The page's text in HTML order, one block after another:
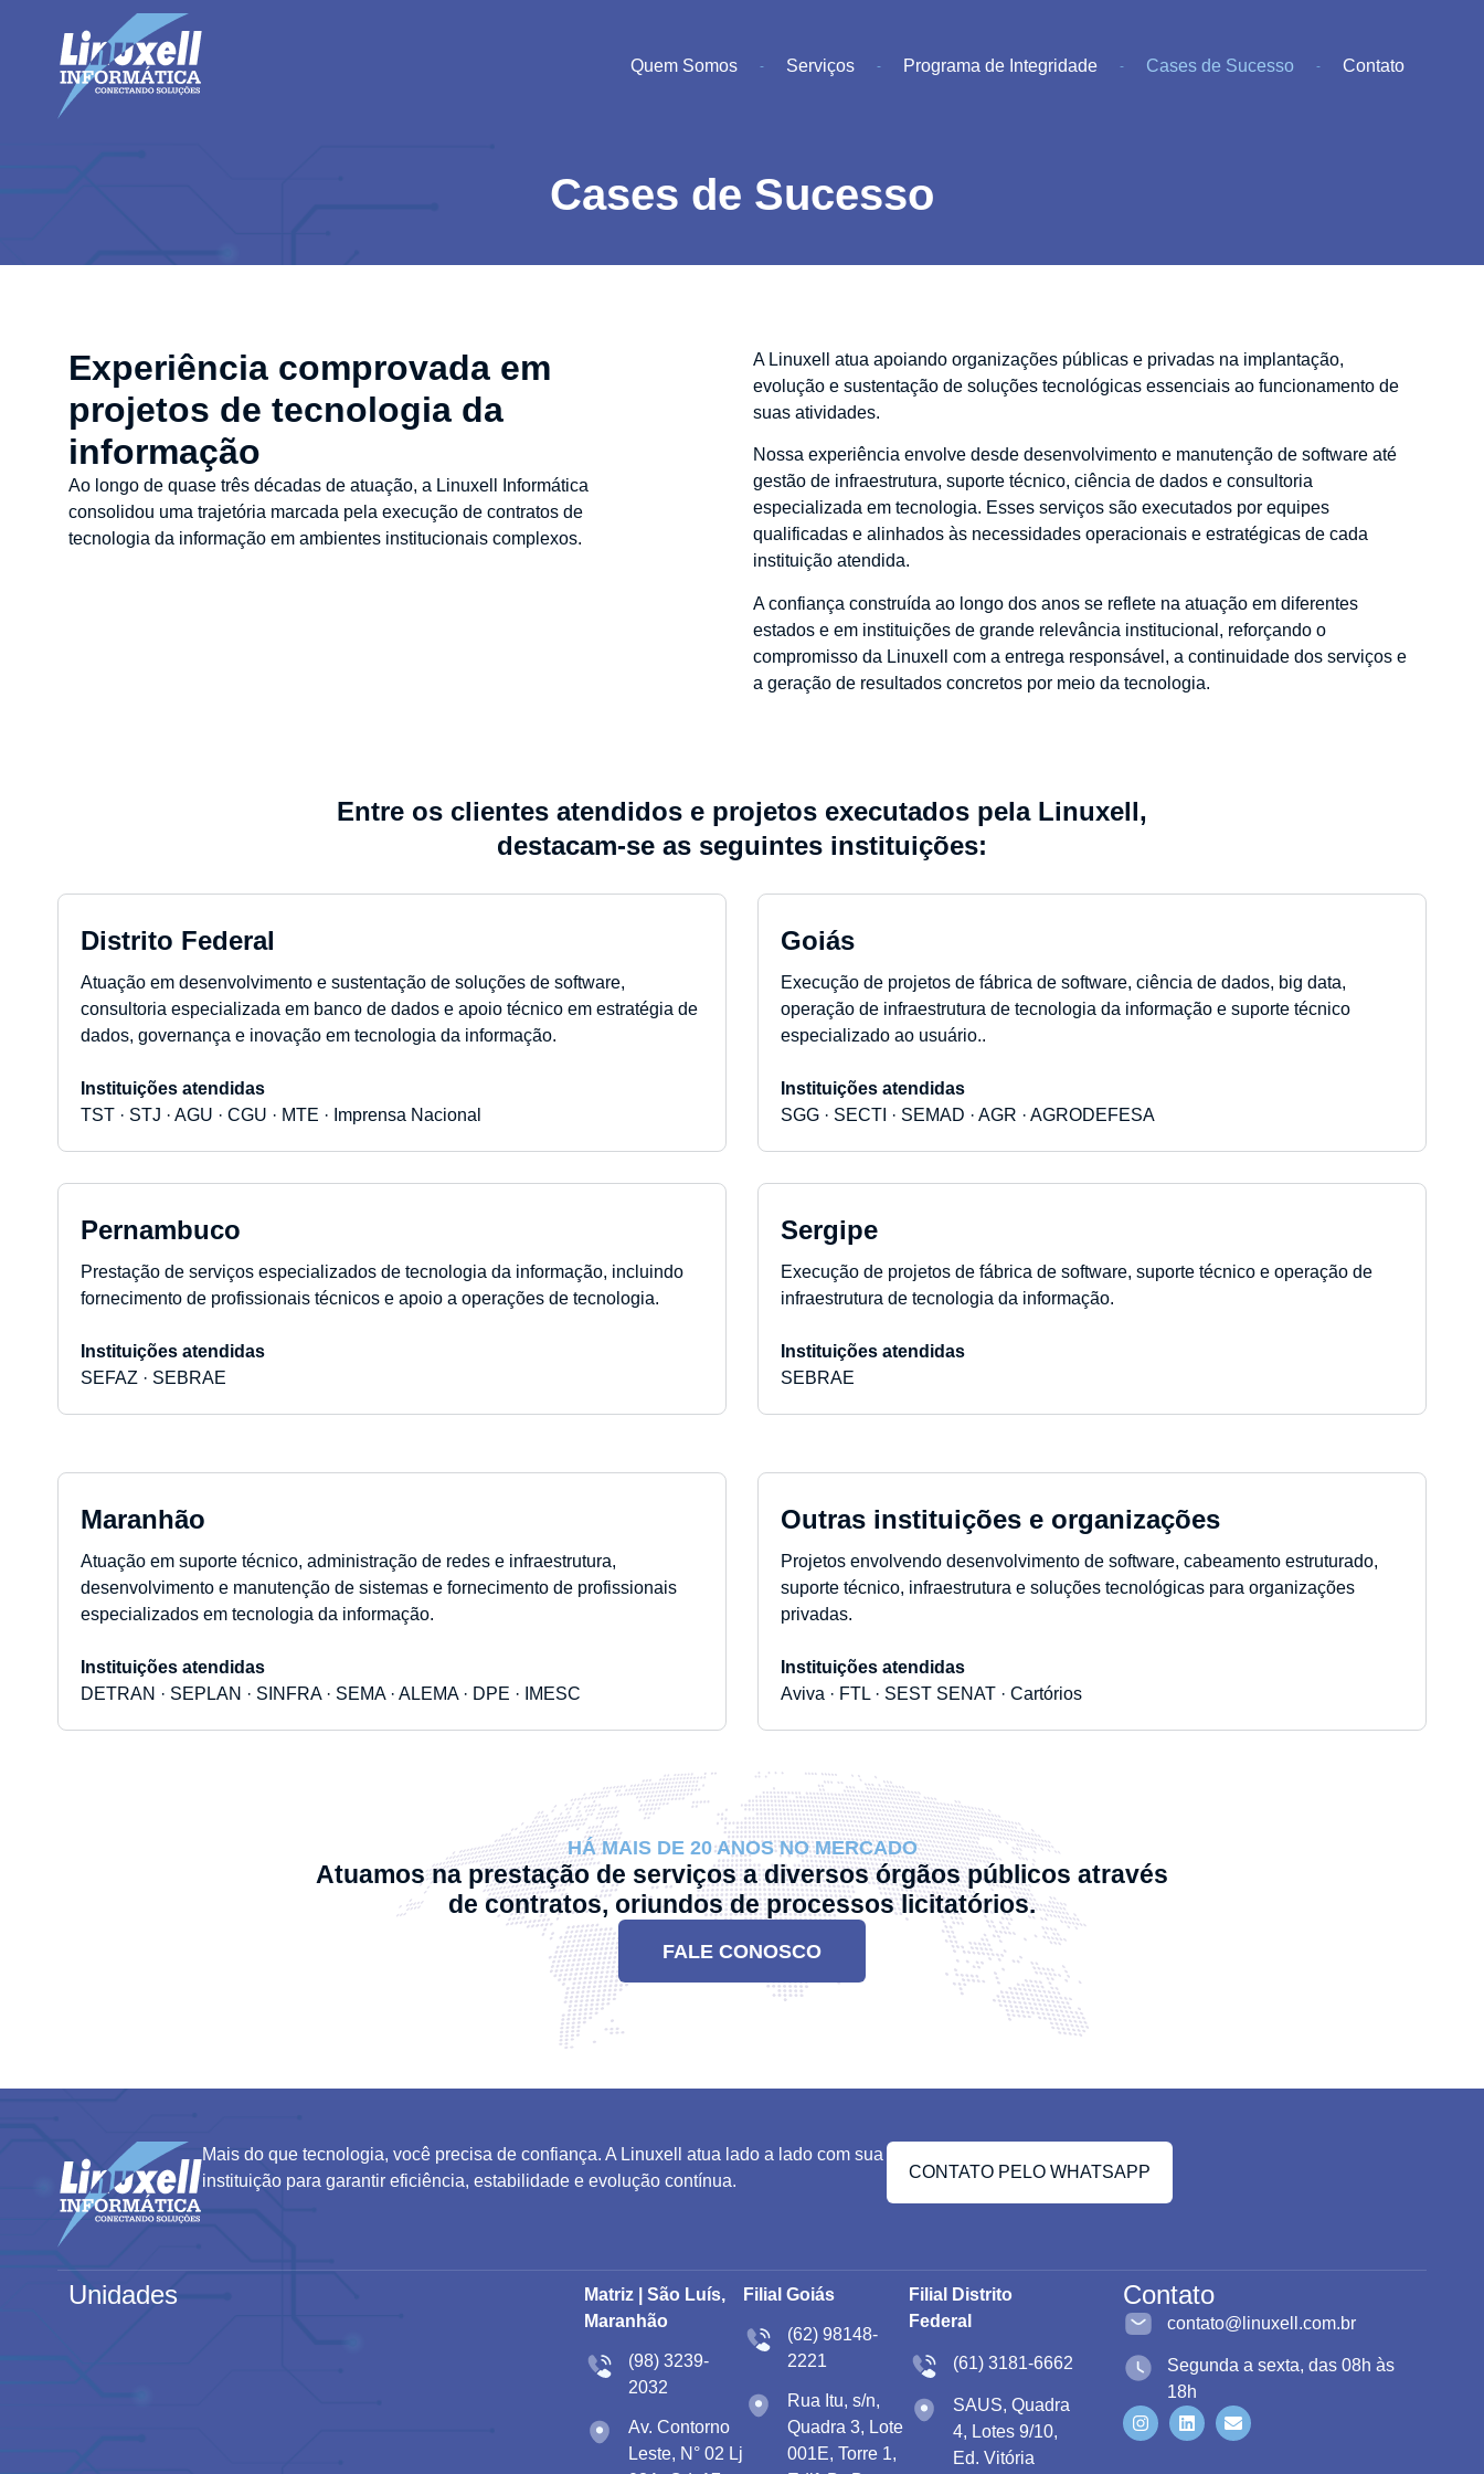
Quem Somos Serviços Programa de Integridade Cases de Sucesso Contato
Cases de Sucesso
Experiência comprovada em
projetos de tecnologia da
informação
Ao longo de quase três décadas de atuação, a Linuxell Informática
consolidou uma trajetória marcada pela execução de contratos de
tecnologia da informação em ambientes institucionais complexos.
A Linuxell atua apoiando organizações públicas e privadas na implantação,
evolução e sustentação de soluções tecnológicas essenciais ao funcionamento de
suas atividades.
Nossa experiência envolve desde desenvolvimento e manutenção de software até
gestão de infraestrutura, suporte técnico, ciência de dados e consultoria
especializada em tecnologia. Esses serviços são executados por equipes
qualificadas e alinhados às necessidades operacionais e estratégicas de cada
instituição atendida.
A confiança construída ao longo dos anos se reflete na atuação em diferentes
estados e em instituições de grande relevância institucional, reforçando o
compromisso da Linuxell com a entrega responsável, a continuidade dos serviços e
a geração de resultados concretos por meio da tecnologia.
Entre os clientes atendidos e projetos executados pela Linuxell,
destacam-se as seguintes instituições:
Distrito Federal
Atuação em desenvolvimento e sustentação de soluções de software,
consultoria especializada em banco de dados e apoio técnico em estratégia de
dados, governança e inovação em tecnologia da informação.
Instituições atendidas
TST · STJ · AGU · CGU · MTE · Imprensa Nacional
Goiás
Execução de projetos de fábrica de software, ciência de dados, big data,
operação de infraestrutura de tecnologia da informação e suporte técnico
especializado ao usuário..
Instituições atendidas
SGG · SECTI · SEMAD · AGR · AGRODEFESA
Pernambuco
Prestação de serviços especializados de tecnologia da informação, incluindo
fornecimento de profissionais técnicos e apoio a operações de tecnologia.
Instituições atendidas
SEFAZ · SEBRAE
Sergipe
Execução de projetos de fábrica de software, suporte técnico e operação de
infraestrutura de tecnologia da informação.
Instituições atendidas
SEBRAE
Maranhão
Atuação em suporte técnico, administração de redes e infraestrutura,
desenvolvimento e manutenção de sistemas e fornecimento de profissionais
especializados em tecnologia da informação.
Instituições atendidas
DETRAN · SEPLAN · SINFRA · SEMA · ALEMA · DPE · IMESC
Outras instituições e organizações
Projetos envolvendo desenvolvimento de software, cabeamento estruturado,
suporte técnico, infraestrutura e soluções tecnológicas para organizações
privadas.
Instituições atendidas
Aviva · FTL · SEST SENAT · Cartórios
HÁ MAIS DE 20 ANOS NO MERCADO
Atuamos na prestação de serviços a diversos órgãos públicos através
de contratos, oriundos de processos licitatórios.
FALE CONOSCO
Mais do que tecnologia, você precisa de confiança. A Linuxell atua lado a lado com sua
instituição para garantir eficiência, estabilidade e evolução contínua.
CONTATO PELO WHATSAPP
Unidades
Matriz | São Luís,
Maranhão
(98) 3239-
2032
Av. Contorno
Leste, N° 02 Lj
Filial Goiás
(62) 98148-
2221
Rua Itu, s/n,
Quadra 3, Lote
001E, Torre 1,
Filial Distrito
Federal
(61) 3181-6662
SAUS, Quadra
4, Lotes 9/10,
Ed. Vitória
Contato
contato@linuxell.com.br
Segunda a sexta, das 08h às
18h